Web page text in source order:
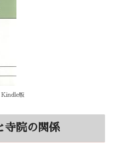
Kindle版
寺院の関係